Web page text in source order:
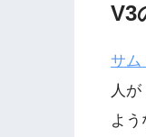
V3
サム
人
よ